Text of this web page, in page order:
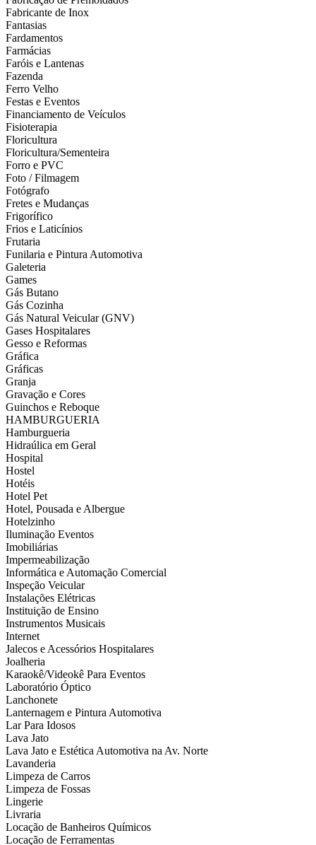
Fabricante de Inox
Fantasias
Fardamentos
Farmácias
Faróis e Lantenas
Fazenda
Ferro Velho
Festas e Eventos
Financiamento de Veículos
Fisioterapia
Floricultura
Floricultura/Sementeira
Forro e PVC
Foto / Filmagem
Fotógrafo
Fretes e Mudanças
Frigorífico
Frios e Laticínios
Frutaria
Funilaria e Pintura Automotiva
Galeteria
Games
Gás Butano
Gás Cozinha
Gás Natural Veicular (GNV)
Gases Hospitalares
Gesso e Reformas
Gráfica
Gráficas
Granja
Gravação e Cores
Guinchos e Reboque
HAMBURGUERIA
Hamburgueria
Hidraúlica em Geral
Hospital
Hostel
Hotéis
Hotel Pet
Hotel, Pousada e Albergue
Hotelzinho
Iluminação Eventos
Imobiliárias
Impermeabilização
Informática e Automação Comercial
Inspeção Veicular
Instalações Elétricas
Instituição de Ensino
Instrumentos Musicais
Internet
Jalecos e Acessórios Hospitalares
Joalheria
Karaokê/Videokê Para Eventos
Laboratório Óptico
Lanchonete
Lanternagem e Pintura Automotiva
Lar Para Idosos
Lava Jato
Lava Jato e Estética Automotiva na Av. Norte
Lavanderia
Limpeza de Carros
Limpeza de Fossas
Lingerie
Livraria
Locação de Banheiros Químicos
Locação de Ferramentas